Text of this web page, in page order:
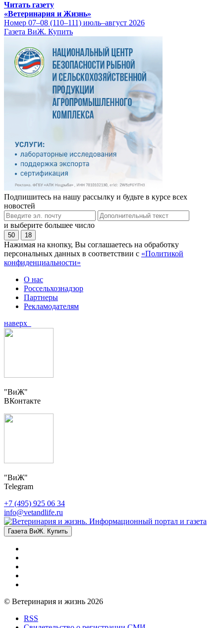
Читать газету
«Ветеринария и Жизнь»
Номер 07–08 (110–111) июль–август 2026
Газета ВиЖ. Купить
Подпишитесь на нашу рассылку и будьте в курсе всех
новостей
и выберите большее число
50 18
Нажимая на кнопку, Вы соглашаетесь на обработку
персональных данных в соответствии с «Политикой
конфиденциальности»
О нас
Россельхознадзор
Партнеры
Рекламодателям
наверх
"ВиЖ"
ВКонтакте
"ВиЖ"
Telegram
+7 (495) 925 06 34
info@vetandlife.ru
Газета ВиЖ. Купить
© Ветеринария и жизнь 2026
RSS